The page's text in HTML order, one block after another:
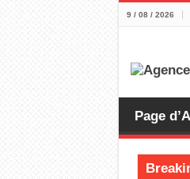
9 / 08 / 2026
Page